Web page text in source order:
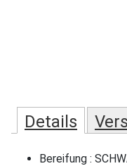
Details
Bereifung :